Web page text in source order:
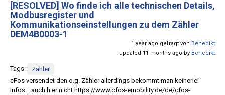
[RESOLVED] Wo finde ich alle technischen Details,
Modbusregister und
Kommunikationseinstellungen zu dem Zähler
DEM4B0003-1
1 year ago gefragt von Benedikt
updated 11 months ago by Benedikt
Tags:
Zähler
cFos versendet den o.g. Zähler allerdings bekommt man keinerlei
Infos... auch hier nicht https://www.cfos-emobility.de/de/cfos-